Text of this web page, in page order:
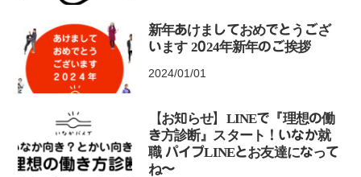
新年あけましておめでとうござ
います 2024年新年のご挨拶
2024/01/01
【お知らせ】LINEで『理想の働
き方診断』スタート！いなか就
職 パイプLINEとお友達になって
ね〜